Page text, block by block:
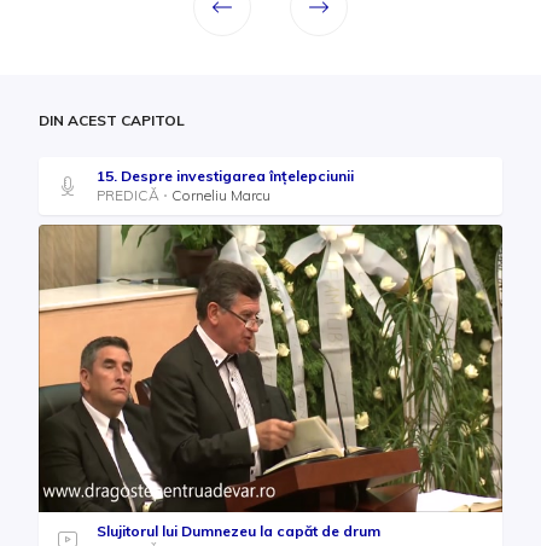
DIN ACEST CAPITOL
15. Despre investigarea înțelepciunii
PREDICĂ
Corneliu Marcu
Slujitorul lui Dumnezeu la capăt de drum